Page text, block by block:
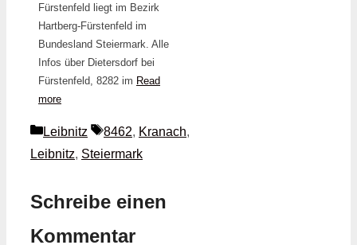
Fürstenfeld liegt im Bezirk
Hartberg-Fürstenfeld im
Bundesland Steiermark. Alle
Infos über Dietersdorf bei
Fürstenfeld, 8282 im Read
more
Kategorien
Leibnitz Schlagwörter
8462, Kranach,
Leibnitz, Steiermark
Schreibe einen
Kommentar